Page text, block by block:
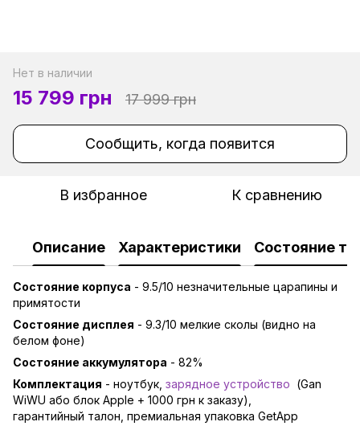
Нет в наличии
15 799 грн 17 999 грн
Сообщить, когда появится
В избранное К сравнению
Описание Характеристики Состояние
Состояние корпуса - 9.5/10 незначительные царапины и
примятости
Состояние дисплея - 9.3/10 мелкие сколы (видно на
белом фоне)
Состояние аккумулятора - 82%
Комплектация - ноутбук, зарядное устройство (Gan
WiWU або блок Apple + 1000 грн к заказу),
гарантийный талон, премиальная упаковка GetApp